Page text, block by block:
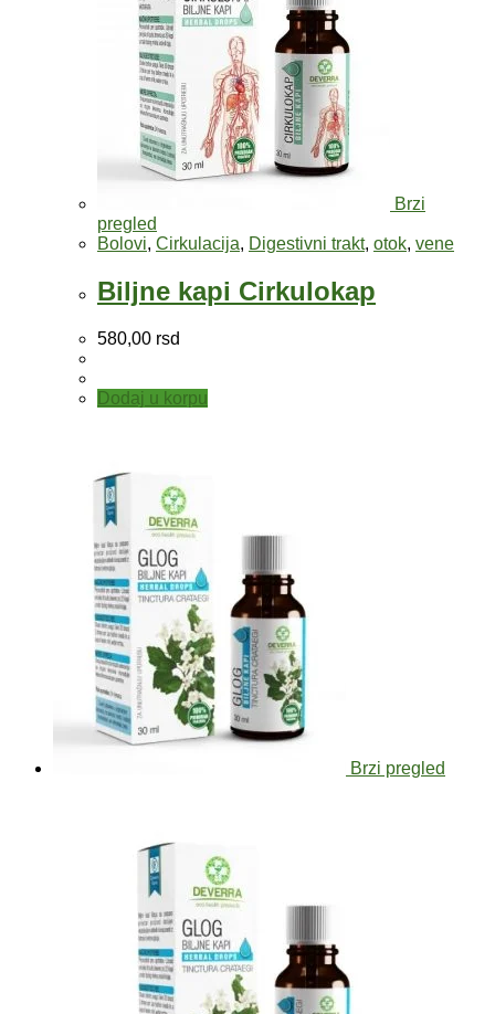
Brzi
pregled
Bolovi, Cirkulacija, Digestivni trakt, otok, vene
Biljne kapi Cirkulokap
580,00 rsd
Dodaj u korpu
Brzi pregled